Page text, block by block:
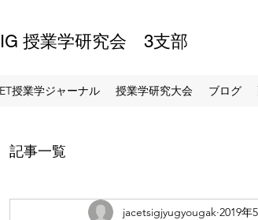
授業学研究会 3支部
授業学ジャーナル 授業学研究大会 ブログ
記事一覧
jacetsigjyugyougak 2019年